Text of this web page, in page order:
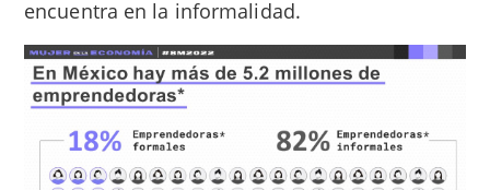
encuentra en la informalidad.